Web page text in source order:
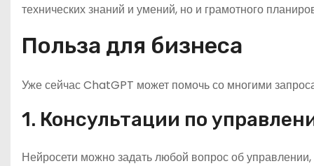
технических знаний и умений, но и грамотного
Польза для бизнеса
Уже сейчас ChatGPT может помочь со многими
1. Консультации по
Нейросети можно задать любой вопрос об